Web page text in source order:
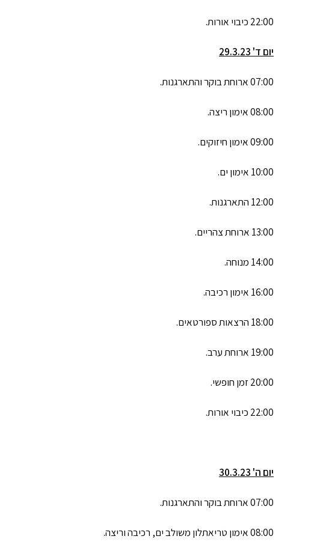
22:00 כיבוי אורות.
יום ד' 29.3.23
07:00 ארוחת בוקר והתארגנות.
08:00 אימון ריצה.
09:00 אימון חיזוקים.
10:00 אימון ים.
12:00 התארגנות.
13:00 ארוחת צהריים.
14:00 מנוחה.
16:00 אימון רכיבה.
18:00 הרצאות ספורטאים.
19:00 ארוחת ערב.
20:00 זמן חופשי.
22:00 כיבוי אורות.
יום ה' 30.3.23
07:00 ארוחת בוקר והתארגנות.
08:00 אימון טריאתלון משולב ים, רכיבה וריצה.